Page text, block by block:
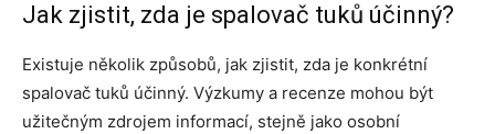
Jak zjistit, zda je spalovač tuků účinný?
Existuje několik způsobů, jak zjistit, zda je konkrétní
spalovač tuků účinný. Výzkumy a recenze mohou být
užitečným zdrojem informací, stejně jako osobní